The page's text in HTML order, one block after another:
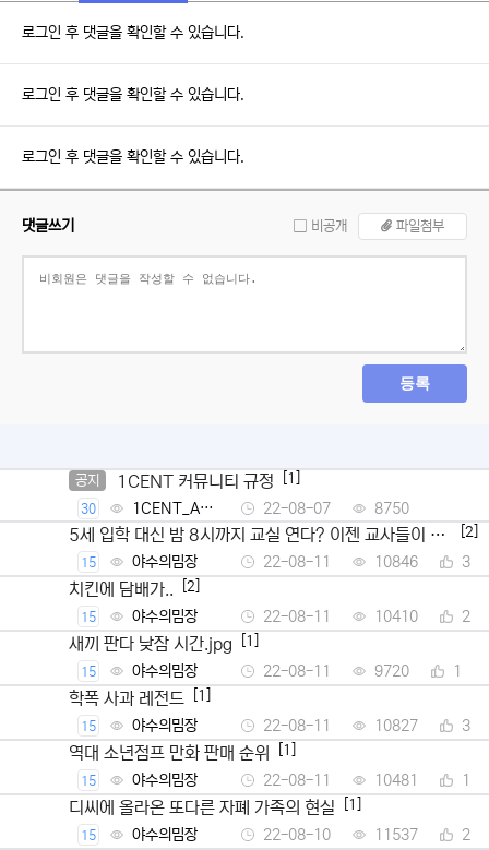
로그인 후 댓글을 확인할 수 있습니다.
로그인 후 댓글을 확인할 수 있습니다.
로그인 후 댓글을 확인할 수 있습니다.
댓글쓰기 비공개 파일첨부
등록
공지 1CENT 커뮤니티 규정 [1]
30
1CENT_Ad
min
22-08-07 8750
5세 입학 대신 밤 8시까지 교실 연다? 이젠 교사들이 뿔
났다
[2]
15 야수의밈장 22-08-11 10846 3
치킨에 담배가.. [2]
15 야수의밈장 22-08-11 10410 2
새끼 판다 낮잠 시간.jpg [1]
15 야수의밈장 22-08-11 9720 1
학폭 사과 레전드 [1]
15 야수의밈장 22-08-11 10827 3
역대 소년점프 만화 판매 순위 [1]
15 야수의밈장 22-08-11 10481 1
디씨에 올라온 또다른 자폐 가족의 현실 [1]
15 야수의밈장 22-08-10 11537 2